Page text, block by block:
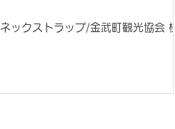
ネックストラップ/金武町観光協会 様